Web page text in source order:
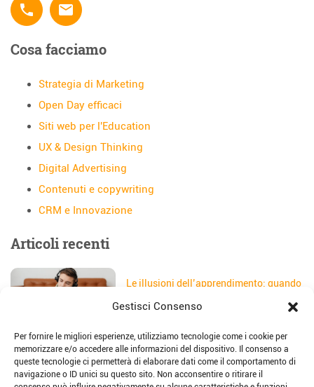
Gestisci Consenso
Per fornire le migliori esperienze, utilizziamo tecnologie come i cookie per
memorizzare e/o accedere alle informazioni del dispositivo. Il consenso a
queste tecnologie ci permetterà di elaborare dati come il comportamento di
navigazione o ID unici su questo sito. Non acconsentire o ritirare il
phone email
Cosa facciamo
Strategia di Marketing
Open Day efficaci
Siti web per l'Education
UX & Design Thinking
Digital Advertising
Contenuti e copywriting
CRM e Innovazione
Articoli recenti
Le illusioni dell’apprendimento: quando
Data:5 Agosto 2026
Il sito web della scuola: come
trasformarlo in uno strumento di
storytelling e comunicazione
Data:28 Luglio 2026